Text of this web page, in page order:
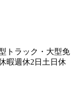
トラック・大型免
暇週休2日 土日休